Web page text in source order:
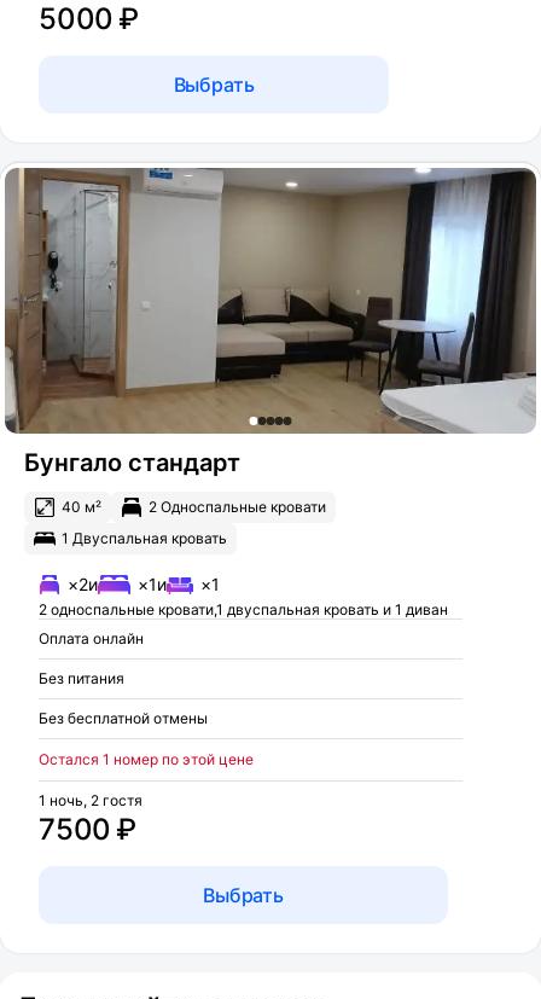
5000 ₽
Выбрать
Бунгало стандарт
40 м²
2 Односпальные кровати
1 Двуспальная кровать
×2и ×1и ×1
2 односпальные кровати,1 двуспальная кровать и 1 диван
Оплата онлайн
Без питания
Без бесплатной отмены
Остался 1 номер по этой цене
7500 ₽
1 ночь, 2 гостя
Выбрать